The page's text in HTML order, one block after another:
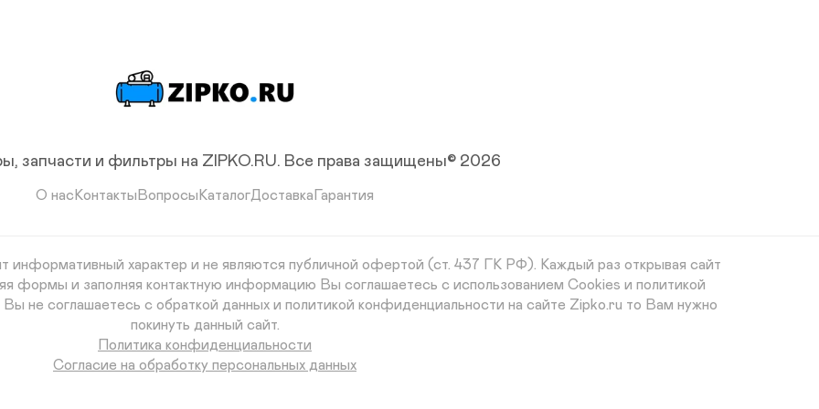
запчасти и фильтры на ZIPKO.RU. Все права защищены© 2026
О насКонтакты Вопросы КаталогДоставка Гарантия
информативный характер и не являются публичной офертой (ст. 437 ГК РФ). Каждый раз открывая сайт
формы и заполняя контактную информацию Вы соглашаетесь с использованием Cookies и политикой
не соглашаетесь с обраткой данных и политикой конфиденциальности на сайте Zipko.ru то Вам нужно
покинуть данный сайт.
Политика конфиденциальности
Согласие на обработку персональных данных